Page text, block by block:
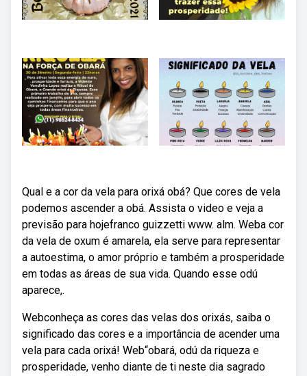
Qual e a cor da vela para orixá obá? Que cores de vela
podemos ascender a obá. Assista o video e veja a
previsão para hojefranco guizzetti www. alm. Weba cor
da vela de oxum é amarela, ela serve para representar
a autoestima, o amor próprio e também a prosperidade
em todas as áreas de sua vida. Quando esse odú
aparece,.
Webconheça as cores das velas dos orixás, saiba o
significado das cores e a importância de acender uma
vela para cada orixá! Web“obará, odú da riqueza e
prosperidade, venho diante de ti neste dia sagrado